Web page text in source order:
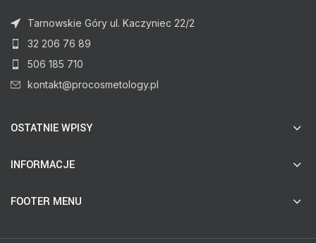
Tarnowskie Góry ul. Kaczyniec 22/2
32 206 76 89
506 185 710
kontakt@procosmetology.pl
OSTATNIE WPISY
INFORMACJE
FOOTER MENU